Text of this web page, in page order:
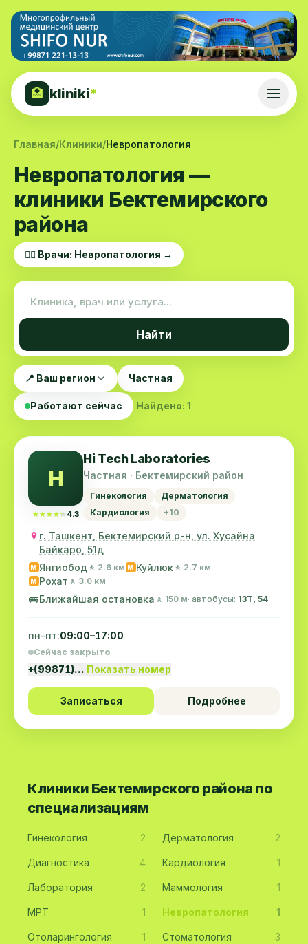
🏥 kliniki*
Главная/Клиники/Невропатология
Невропатология —
клиники Бектемирского
района
👨‍⚕️ Врачи: Невропатология →
Найти
📍 Ваш регион Частная
Работают сейчас Найдено: 1
H
★★★★★
★★★★★ 4.3
Hi Tech Laboratories
Частная · Бектемирский район
Гинекология
Дерматология
Кардиология
+10
г. Ташкент, Бектемирский р-н, ул. Хусайна
Байкаро, 51д
M Янгиобод 🚶 2.6 км M Куйлюк 🚶 2.7 км
M Рохат 🚶 3.0 км
🚌Ближайшая остановка 🚶 150 м· автобусы: 13Т, 54
пн–пт:09:00–17:00
Сейчас закрыто
+(99871)… Показать номер
Записаться Подробнее
Клиники Бектемирского района по
специализациям
Гинекология 2 Дерматология 2
Диагностика 4 Кардиология 1
Лаборатория 2 Маммология 1
МРТ 1 Невропатология 1
Отоларингология 1 Стоматология 3